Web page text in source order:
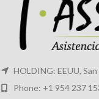
HOLDING: EEUU,
Phone: +1 954 237